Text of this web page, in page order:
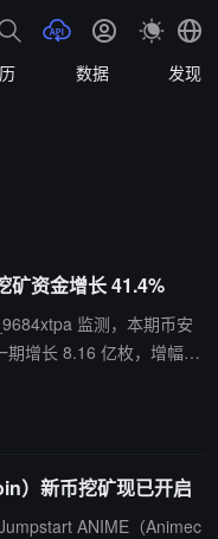
数据 发现
矿资金增长 41.4%
监测，本期币安
增长 8.16 亿枚，增幅达
）新币挖矿现已开启
ANIME（Animec